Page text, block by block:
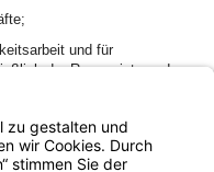
und für
der Raummiete und
und Supervisionskosten